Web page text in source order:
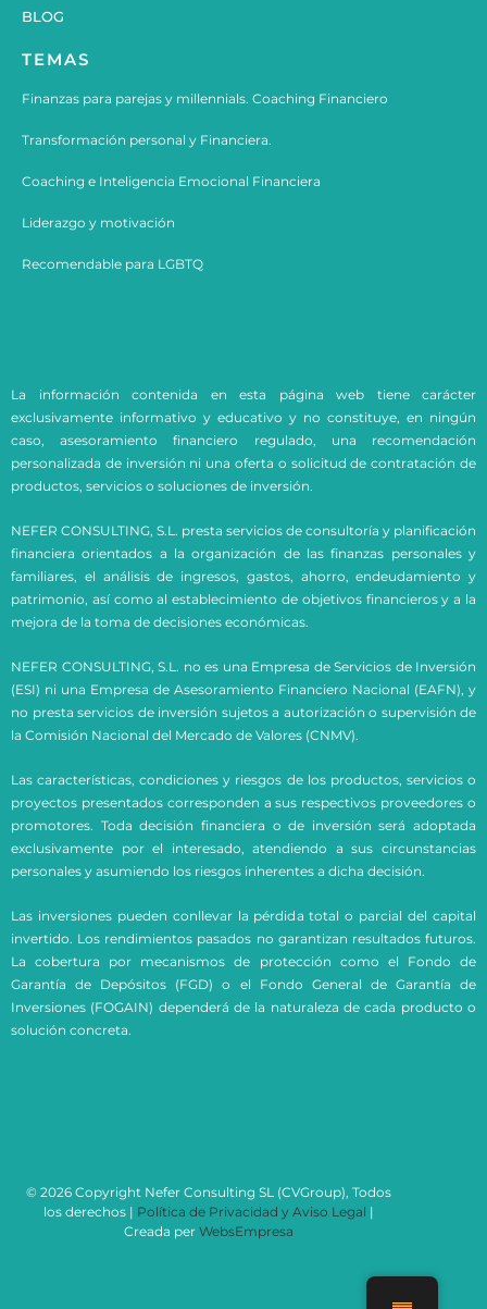
BLOG
TEMAS
Finanzas para parejas y millennials. Coaching Financiero
Transformación personal y Financiera.
Coaching e Inteligencia Emocional Financiera
Liderazgo y motivación
Recomendable para LGBTQ
La información contenida en esta página web tiene carácter
exclusivamente informativo y educativo y no constituye, en ningún
caso, asesoramiento financiero regulado, una recomendación
personalizada de inversión ni una oferta o solicitud de contratación de
productos, servicios o soluciones de inversión.
NEFER CONSULTING, S.L. presta servicios de consultoría y planificación
financiera orientados a la organización de las finanzas personales y
familiares, el análisis de ingresos, gastos, ahorro, endeudamiento y
patrimonio, así como al establecimiento de objetivos financieros y a la
mejora de la toma de decisiones económicas.
NEFER CONSULTING, S.L. no es una Empresa de Servicios de Inversión
(ESI) ni una Empresa de Asesoramiento Financiero Nacional (EAFN), y
no presta servicios de inversión sujetos a autorización o supervisión de
la Comisión Nacional del Mercado de Valores (CNMV).
Las características, condiciones y riesgos de los productos, servicios o
proyectos presentados corresponden a sus respectivos proveedores o
promotores. Toda decisión financiera o de inversión será adoptada
exclusivamente por el interesado, atendiendo a sus circunstancias
personales y asumiendo los riesgos inherentes a dicha decisión.
Las inversiones pueden conllevar la pérdida total o parcial del capital
invertido. Los rendimientos pasados no garantizan resultados futuros.
La cobertura por mecanismos de protección como el Fondo de
Garantía de Depósitos (FGD) o el Fondo General de Garantía de
Inversiones (FOGAIN) dependerá de la naturaleza de cada producto o
solución concreta.
© 2026 Copyright Nefer Consulting SL (CVGroup), Todos
los derechos | Política de Privacidad y Aviso Legal |
Creada per WebsEmpresa